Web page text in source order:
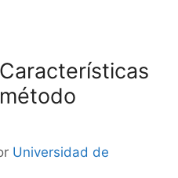
Universidad de